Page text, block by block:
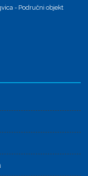
- Područni objekt